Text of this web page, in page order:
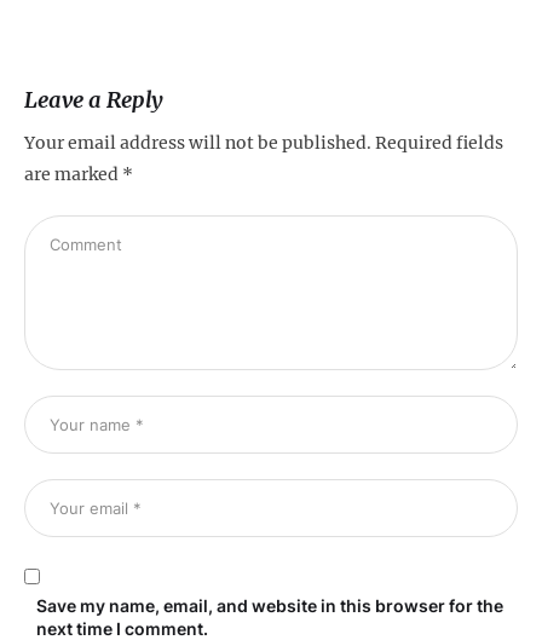
Leave a Reply
Your email address will not be published. Required fields
are marked *
Save my name, email, and website in this browser for the
next time I comment.